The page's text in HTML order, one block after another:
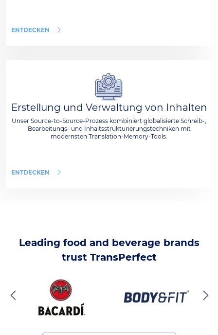
ENTDECKEN
Erstellung und Verwaltung von Inhalten
Unser Source-to-Source-Prozess kombiniert globalisierte Schreib-,
Bearbeitungs- und Inhaltsstrukturierungstechniken mit
modernsten Translation-Memory-Tools.
ENTDECKEN
Leading food and beverage brands
trust TransPerfect